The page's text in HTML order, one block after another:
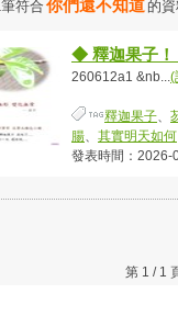
符合 你們還不知道 的
◆ 釋迦果子
260612a1 &nb...(
釋迦果子、
腸、 其實明天如何
發表時間：2026-
第 1 /